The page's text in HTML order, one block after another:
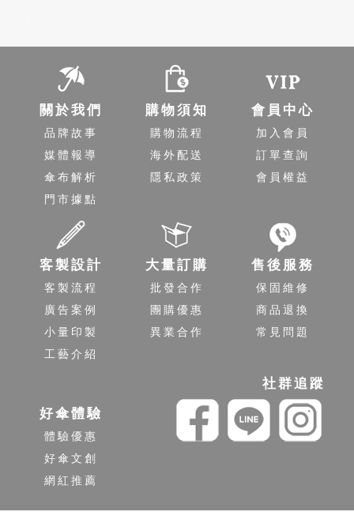
關於我們
品牌故事
媒體報導
傘布解析
門市據點
購物須知
購物流程
海外配送
隱私政策
會員中心
加入會員
訂單查詢
會員權益
客製設計
客製流程
廣告案例
小量印製
工藝介紹
大量訂購
批發合作
團購優惠
異業合作
售後服務
保固維修
商品退換
常見問題
好傘體驗
體驗優惠
好傘文創
網紅推薦
社群追蹤